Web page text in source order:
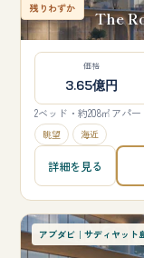
残りわずか The
価格
3.65億円
2ベッド・約208㎡アパー
眺望 海近
詳細を見る
アブダビ｜サディヤット